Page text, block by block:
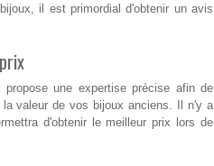
il est primordial d'obtenir un avis
propose une expertise précise afin de
valeur de vos bijoux anciens. Il n'y a
d'obtenir le meilleur prix lors de